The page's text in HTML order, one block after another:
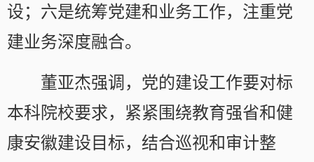
设；六是统筹党建和业务工作，注重党
建业务深度融合。
董亚杰强调，党的建设工作要对标
本科院校要求，紧紧围绕教育强省和健
康安徽建设目标，结合巡视和审计整